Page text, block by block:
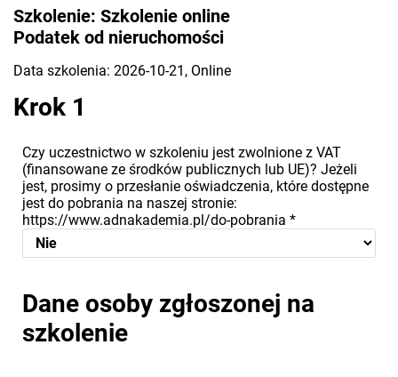
Szkolenie: Szkolenie online
Podatek od nieruchomości
Data szkolenia: 2026-10-21, Online
Krok 1
Czy uczestnictwo w szkoleniu jest zwolnione z VAT
(finansowane ze środków publicznych lub UE)? Jeżeli
jest, prosimy o przesłanie oświadczenia, które dostępne
jest do pobrania na naszej stronie:
https://www.adnakademia.pl/do-pobrania *
Dane osoby zgłoszonej na
szkolenie